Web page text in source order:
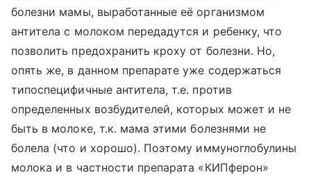
болезни мамы, выработанные её организмом
антитела с молоком передадутся и ребенку, что
позволить предохранить кроху от болезни. Но,
опять же, в данном препарате уже содержаться
типоспецифичные антитела, т.е. против
определенных возбудителей, которых может и не
быть в молоке, т.к. мама этими болезнями не
болела (что и хорошо). Поэтому иммуноглобулины
молока и в частности препарата «КИПферон»